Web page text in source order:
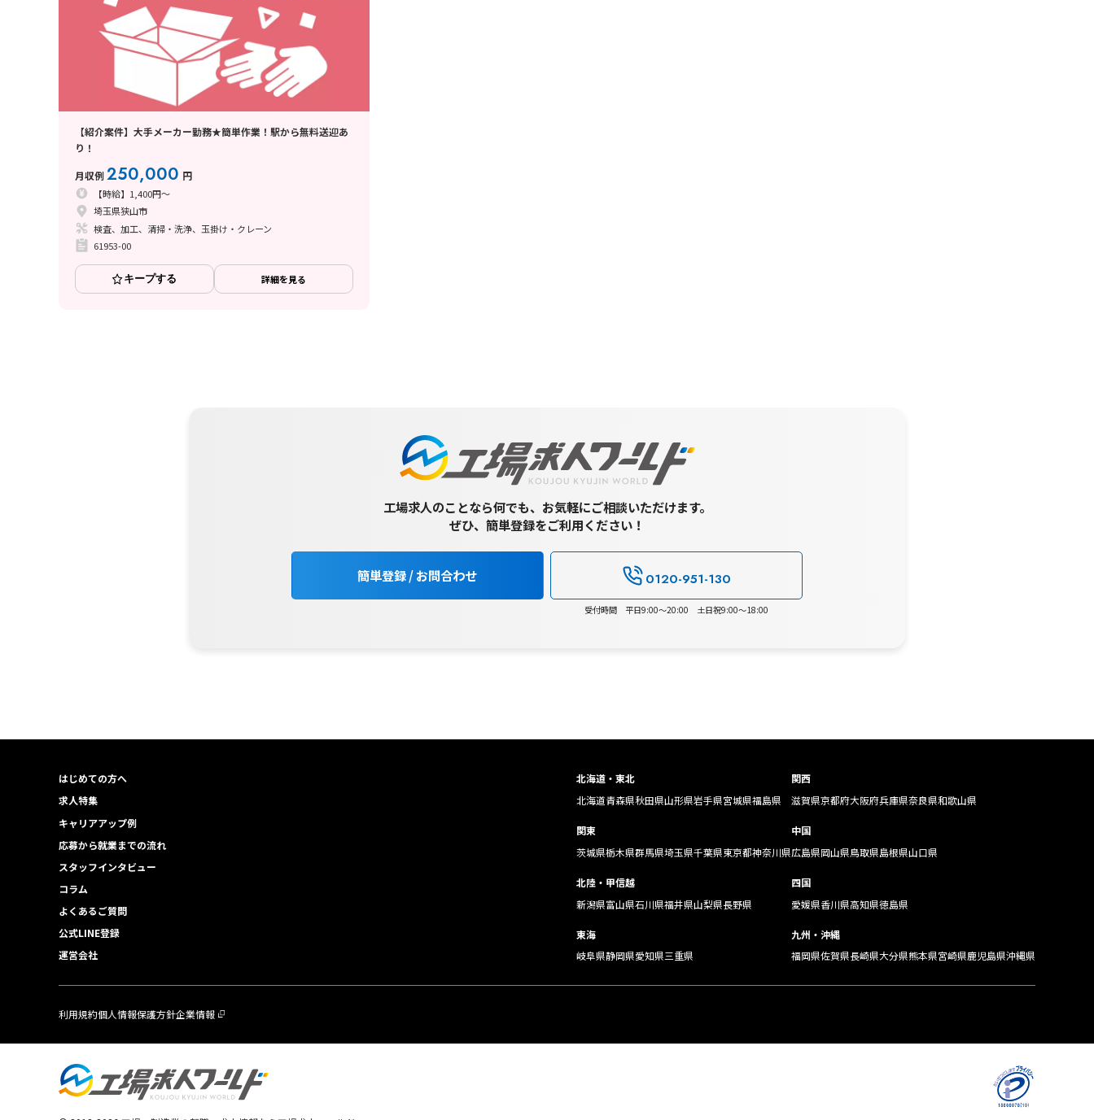
【紹介案件】大手メーカー勤務★簡単作業！駅から無料送迎あ
り！
月収例250,000 円
【時給】1,400円～
埼玉県狭山市
検査、加工、清掃・洗浄、玉掛け・クレーン
61953-00
キープする 詳細を見る
工場求人のことなら何でも、お気軽にご相談いただけます。
ぜひ、簡単登録をご利用ください！
簡単登録 / お問合わせ 0120-951-130
受付時間 平日9:00～20:00 土日祝9:00～18:00
はじめての方へ
求人特集
キャリアアップ例
応募から就業までの流れ
スタッフインタビュー
コラム
よくあるご質問
公式LINE登録
運営会社
北海道・東北
北海道青森県秋田県山形県岩手県宮城県福島県
関東
茨城県栃木県群馬県埼玉県千葉県東京都神奈川県
北陸・甲信越
新潟県富山県石川県福井県山梨県長野県
東海
岐阜県静岡県愛知県三重県
関西
滋賀県京都府大阪府兵庫県奈良県和歌山県
中国
広島県岡山県鳥取県島根県山口県
四国
愛媛県香川県高知県徳島県
九州・沖縄
福岡県佐賀県長崎県大分県熊本県宮崎県鹿児島県沖縄県
利用規約個人情報保護方針企業情報